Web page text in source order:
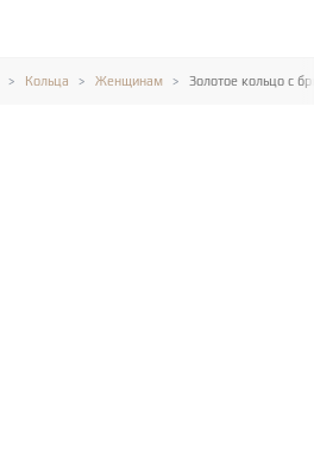
Кольца Женщинам Золотое кольцо с